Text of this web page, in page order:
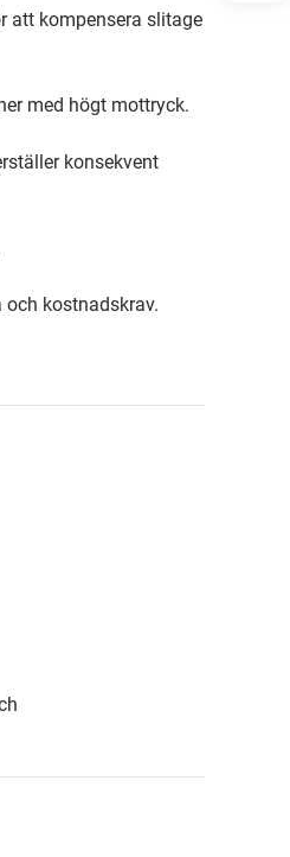
att kompensera slitage
med högt mottryck.
konsekvent
kostnadskrav.